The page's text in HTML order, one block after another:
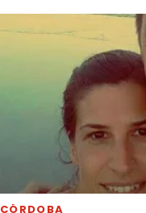
CÓRDOBA